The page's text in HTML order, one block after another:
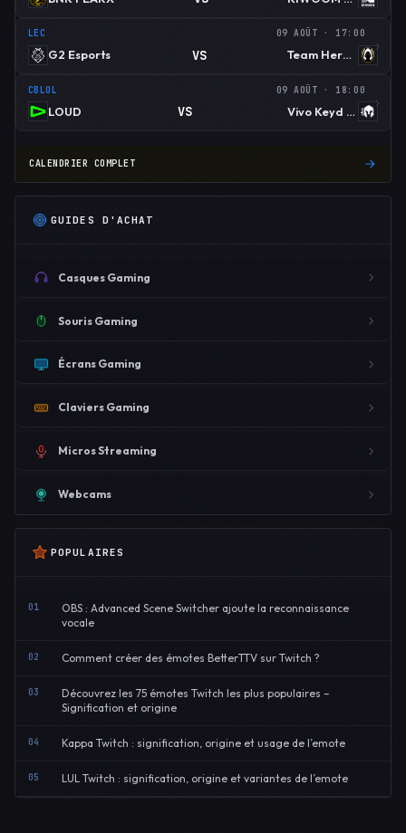
LEC 09 AOÛT · 17:00
G2 Esports VS Team Heretics
CBLOL 09 AOÛT · 18:00
LOUD VS Vivo Keyd Stars
CALENDRIER COMPLET
GUIDES D'ACHAT
Casques Gaming
Souris Gaming
Écrans Gaming
Claviers Gaming
Micros Streaming
Webcams
POPULAIRES
01
OBS : Advanced Scene Switcher ajoute la reconnaissance
vocale
02 Comment créer des émotes BetterTTV sur Twitch ?
03
Découvrez les 75 émotes Twitch les plus populaires –
Signification et origine
04 Kappa Twitch : signification, origine et usage de l’emote
05 LUL Twitch : signification, origine et variantes de l’emote